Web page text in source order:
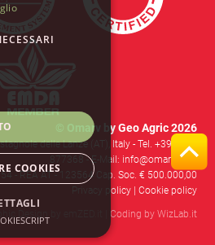
© Omarv by Geo Agric 2026
delle Lanze (AT), Italy - Tel. +39 0141
- E-Mail: info@omarv.com
- REA AT - 123564 Cap. Soc. € 500.000,00
Privacy policy| Cookie policy
| Coding by WizLab.it
COOKIES